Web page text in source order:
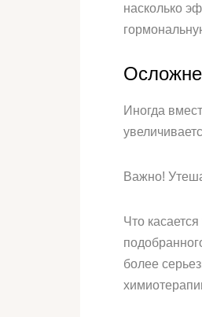
насколько
Иногда
Важно!
Что
более